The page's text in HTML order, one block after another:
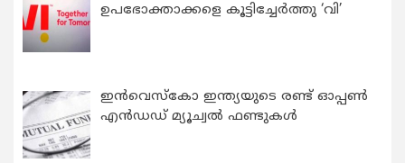
ഉപഭോക്താക്കളെ കൂട്ടിച്ചേർത്തു ‘വി’
ഇന്‍വെസ്കോ ഇന്ത്യയുടെ രണ്ട് ഓപ്പണ്‍
എന്‍ഡഡ് മ്യൂച്വല്‍ ഫണ്ടുകള്‍